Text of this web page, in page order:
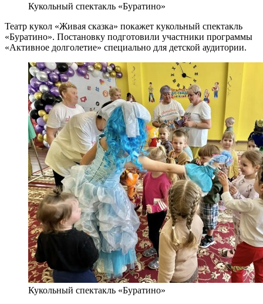
Кукольный спектакль «Буратино»
Театр кукол «Живая сказка» покажет кукольный спектакль
«Буратино». Постановку подготовили участники программы
«Активное долголетие» специально для детской аудитории.
Кукольный спектакль «Буратино»